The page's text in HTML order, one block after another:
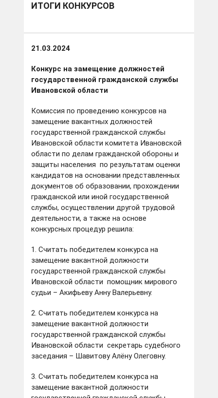
ИТОГИ КОНКУРСОВ
21.03.2024
Конкурс на замещение должностей
государственной гражданской службы
Ивановской области
Комиссия по проведению конкурсов на
замещение вакантных должностей
государственной гражданской службы
Ивановской области комитета Ивановской
области по делам гражданской обороны и
защиты населения по результатам оценки
кандидатов на основании представленных
документов об образовании, прохождении
гражданской или иной государственной
службы, осуществлении другой трудовой
деятельности, а также на основе
конкурсных процедур решила:
1. Считать победителем конкурса на
замещение вакантной должности
государственной гражданской службы
Ивановской области помощник мирового
судьи – Акифьеву Анну Валерьевну.
2. Считать победителем конкурса на
замещение вакантной должности
государственной гражданской службы
Ивановской области секретарь судебного
заседания – Шавитову Алёну Олеговну.
3. Считать победителем конкурса на
замещение вакантной должности